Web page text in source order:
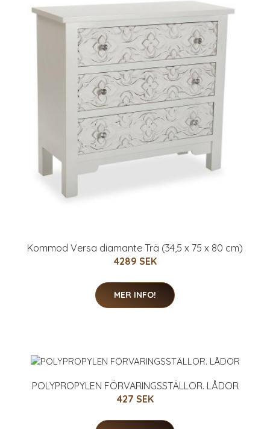
Kommod Versa diamante Trä (34,5 x 75 x 80 cm)
4289 SEK
MER INFO!
POLYPROPYLEN FÖRVARINGSSTÄLLOR. LÅDOR
427 SEK